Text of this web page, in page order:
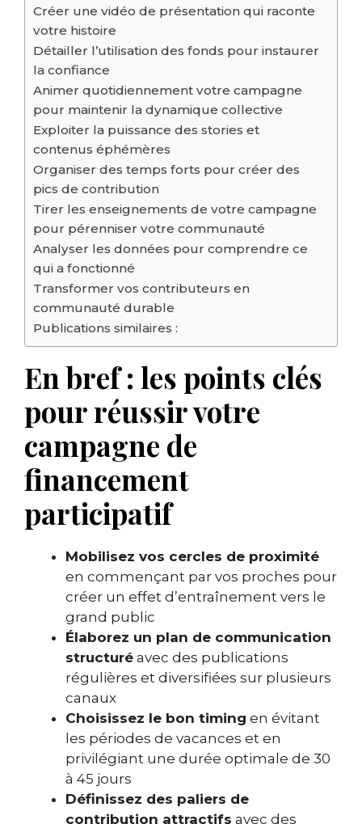
Créer une vidéo de présentation qui raconte
votre histoire
Détailler l’utilisation des fonds pour instaurer
la confiance
Animer quotidiennement votre campagne
pour maintenir la dynamique collective
Exploiter la puissance des stories et
contenus éphémères
Organiser des temps forts pour créer des
pics de contribution
Tirer les enseignements de votre campagne
pour pérenniser votre communauté
Analyser les données pour comprendre ce
qui a fonctionné
Transformer vos contributeurs en
communauté durable
Publications similaires :
En bref : les points clés
pour réussir votre
campagne de
financement
participatif
Mobilisez vos cercles de proximité
en commençant par vos proches pour
créer un effet d’entraînement vers le
grand public
Élaborez un plan de communication
structuré avec des publications
régulières et diversifiées sur plusieurs
canaux
Choisissez le bon timing en évitant
les périodes de vacances et en
privilégiant une durée optimale de 30
à 45 jours
Définissez des paliers de
contribution attractifs avec des